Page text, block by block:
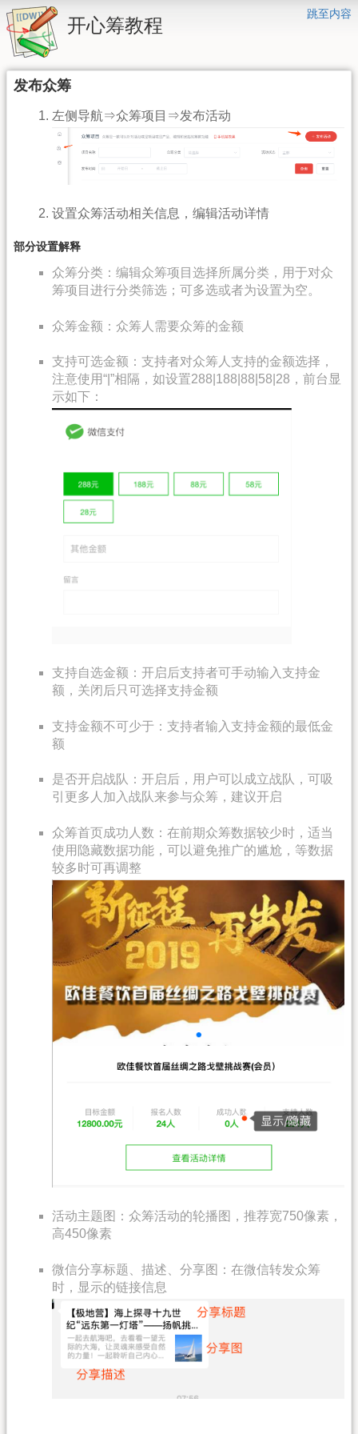
跳至内容
开心筹教程
发布众筹
左侧导航⇒众筹项目⇒发布活动
设置众筹活动相关信息，编辑活动详情
部分设置解释
众筹分类：编辑众筹项目选择所属分类，用于对众
筹项目进行分类筛选；可多选或者为设置为空。
众筹金额：众筹人需要众筹的金额
支持可选金额：支持者对众筹人支持的金额选择，
注意使用“|”相隔，如设置288|188|88|58|28，前台显
示如下：
支持自选金额：开启后支持者可手动输入支持金
额，关闭后只可选择支持金额
支持金额不可少于：支持者输入支持金额的最低金
额
是否开启战队：开启后，用户可以成立战队，可吸
引更多人加入战队来参与众筹，建议开启
众筹首页成功人数：在前期众筹数据较少时，适当
使用隐藏数据功能，可以避免推广的尴尬，等数据
较多时可再调整
活动主题图：众筹活动的轮播图，推荐宽750像素，
高450像素
微信分享标题、描述、分享图：在微信转发众筹
时，显示的链接信息